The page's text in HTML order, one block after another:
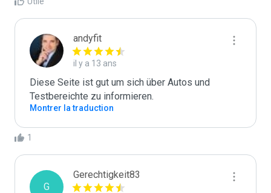
andyfit
il y a 13 ans
Diese Seite ist gut um sich über Autos und
Testbereichte zu informieren.
Montrer la traduction
1
G
Gerechtigkeit83